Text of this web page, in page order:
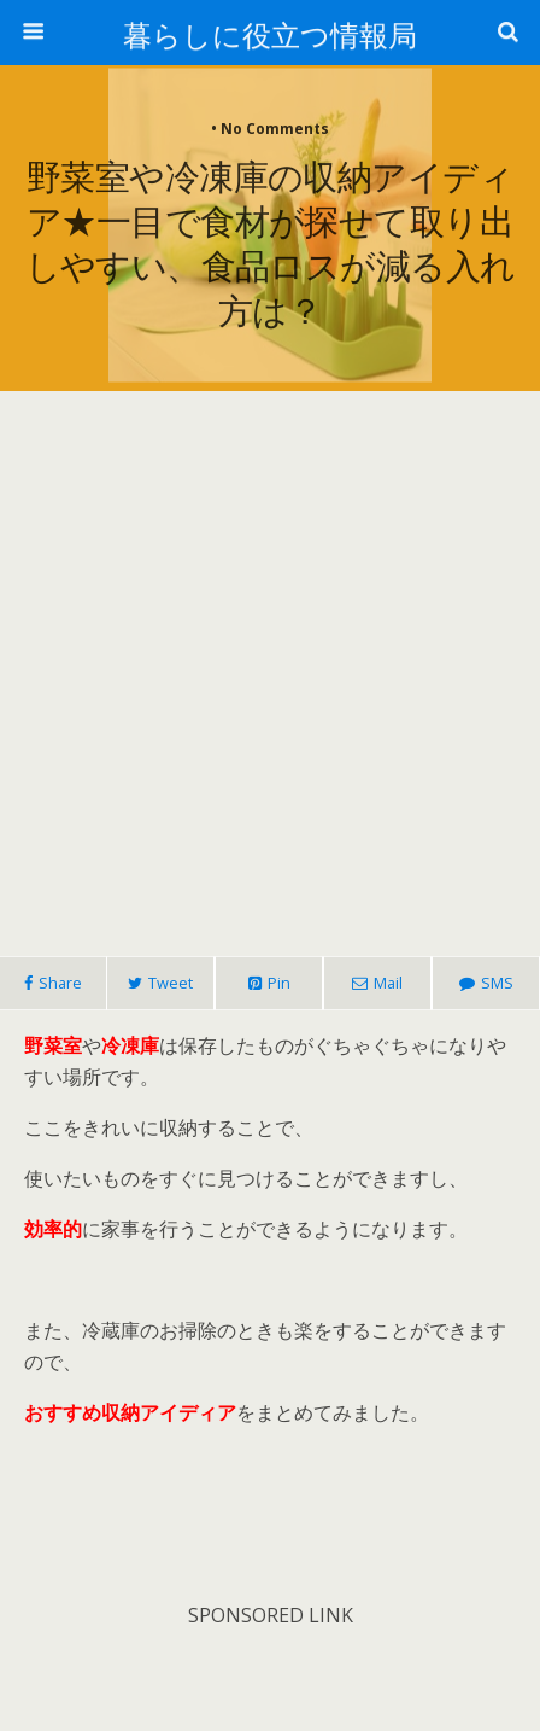
暮らしに役立つ情報局
• No Comments
野菜室や冷凍庫の収納アイディ
ア★一目で食材が探せて取り出
しやすい、食品ロスが減る入れ
方は？
Share Tweet Pin Mail SMS
野菜室や冷凍庫は保存したものがぐちゃぐちゃになりや
すい場所です。
ここをきれいに収納することで、
使いたいものをすぐに見つけることができますし、
効率的に家事を行うことができるようになります。
また、冷蔵庫のお掃除のときも楽をすることができます
ので、
おすすめ収納アイディアをまとめてみました。
SPONSORED LINK